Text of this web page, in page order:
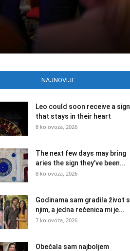
NAJNOVIJE
Leo could soon receive a sign
that stays in their heart
8 kolovoza, 2026
The next few days may bring
aries the sign they’ve been...
8 kolovoza, 2026
Godinama sam gradila život s
njim, a jedna rečenica mi je...
7 kolovoza, 2026
Obećala sam najboljem